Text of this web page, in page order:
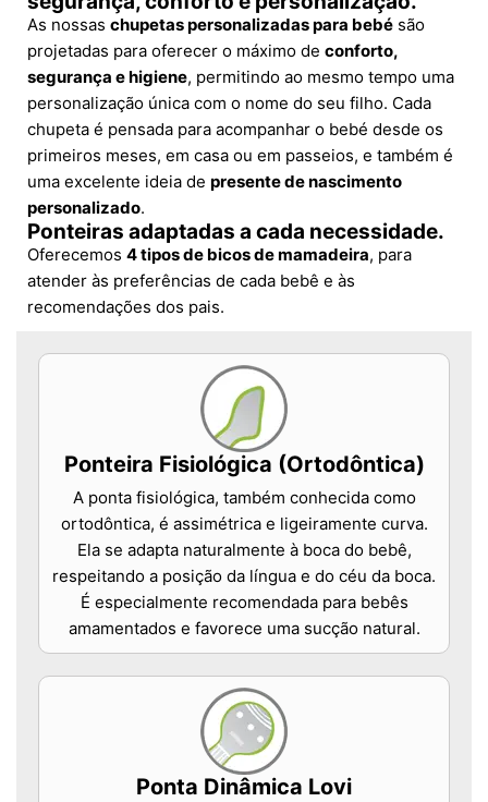
As nossas chupetas personalizadas para bebé são
projetadas para oferecer o máximo de conforto,
segurança e higiene, permitindo ao mesmo tempo uma
personalização única com o nome do seu filho. Cada
chupeta é pensada para acompanhar o bebé desde os
primeiros meses, em casa ou em passeios, e também é
uma excelente ideia de presente de nascimento
personalizado.
Ponteiras adaptadas a cada necessidade.
Oferecemos 4 tipos de bicos de mamadeira, para
atender às preferências de cada bebê e às
recomendações dos pais.
Ponteira Fisiológica (Ortodôntica)
A ponta fisiológica, também conhecida como
ortodôntica, é assimétrica e ligeiramente curva.
Ela se adapta naturalmente à boca do bebê,
respeitando a posição da língua e do céu da boca.
É especialmente recomendada para bebês
amamentados e favorece uma sucção natural.
Ponta Dinâmica Lovi